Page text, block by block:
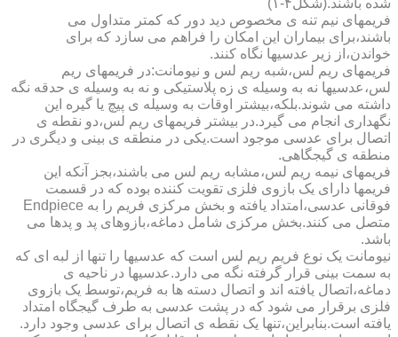
شده باشند.(شکل۴-۱)
فریمهای نیم تنه ی مخصوص دید دور که کمتر متداول می
باشند،برای بیماران این امکان را فراهم می سازد که برای
خواندن،از زیر عدسیها نگاه کنند.
فریمهای ریم لس،شبه ریم لس و نیومانت:در فریمهای ریم
لس،عدسیها نه به وسیله ی زه پلاستیکی و نه به وسیله ی حدقه نگه
داشته می شوند.بلکه،بیشتر اوقات به وسیله ی پیچ یا گیره این
نگهداری انجام می گیرد.در بیشتر فریمهای ریم لس،دو نقطه ی
اتصال برای عدسی موجود است.یکی در منطقه ی بینی و دیگری در
منطقه ی گیجگاهی.
فریمهای نیمه ریم لس،مشابه ریم لس می باشند،بجز آنکه این
فریمها دارای یک بازوی فلزی تقویت کننده بوده که در قسمت
فوقانی عدسی،امتداد یافته و بخش مرکزی فریم را به Endpiece
متصل می کنند.بخش مرکزی شامل دماغه،بازوهای پد و پدها می
باشد.
نیومانت یک نوع فریم ریم لس است که عدسیها را تنها از لبه ای که
به سمت بینی قرار گرفته نگه می دارد.عدسیها در ناحیه ی
دماغه،اتصال یافته اند و اتصال دسته ها به فریم،توسط یک بازوی
فلزی برقرار می شود که در پشت عدسی به طرف گیجگاه امتداد
یافته است.بنابراین،تنها یک نقطه ی اتصال برای عدسی وجود دارد.